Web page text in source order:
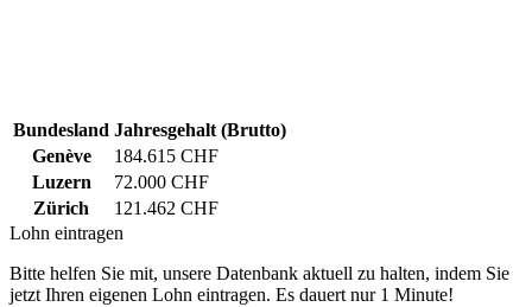
Bundesland Jahresgehalt (Brutto)
Genève
184.615 CHF
Luzern
72.000 CHF
Zürich
121.462 CHF
Lohn eintragen
Bitte helfen Sie mit, unsere Datenbank aktuell zu halten, indem Sie
jetzt Ihren eigenen Lohn eintragen. Es dauert nur 1 Minute!